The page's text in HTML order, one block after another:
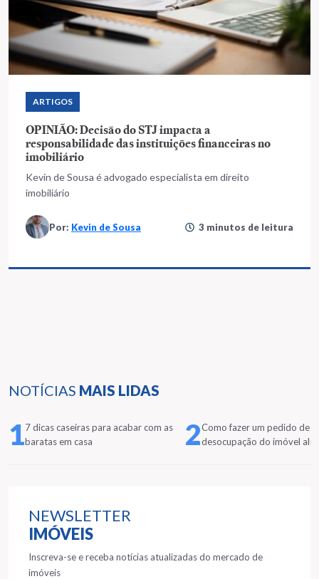
NOTÍCIAS MAIS LIDAS
17 dicas caseiras para acabar com as
baratas em casa
2Como fazer um pedido de
desocupação do imóvel
NEWSLETTER
IMÓVEIS
Inscreva-se e receba notícias atualizadas do mercado de
imóveis
ARTIGOS
OPINIÃO: Decisão do STJ impacta a
responsabilidade das instituições financeiras no
imobiliário
Kevin de Sousa é advogado especialista em direito
imobiliário
Por: Kevin de Sousa 3 minutos de leitura